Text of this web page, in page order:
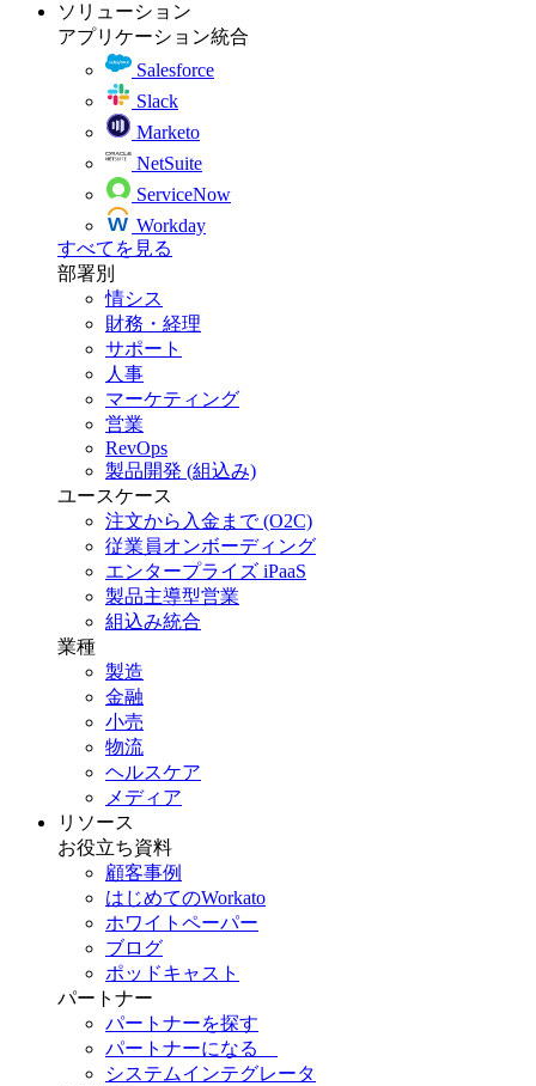
ソリューション
アプリケーション統合
Salesforce
Slack
Marketo
NetSuite
ServiceNow
Workday
すべてを見る
部署別
情シス
財務・経理
サポート
人事
マーケティング
営業
RevOps
製品開発 (組込み)
ユースケース
注文から入金まで (O2C)
従業員オンボーディング
エンタープライズ iPaaS
製品主導型営業
組込み統合
業種
製造
金融
小売
物流
ヘルスケア
メディア
リソース
お役立ち資料
顧客事例
はじめてのWorkato
ホワイトペーパー
ブログ
ポッドキャスト
パートナー
パートナーを探す
パートナーになる
システムインテグレータ